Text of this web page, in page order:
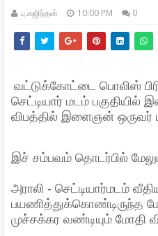
பு.கஜிந்தன் 10:00 PM 0
வட்டுக்கோட்டை பொலிஸ்
செட்டியார் மடம் பகுதியில்
விபத்தில் இளைஞன் ஒருவர்
இச் சம்பவம் தொடர்பில்
அராலி - செட்டியார்மடம்
பயணித்துக்கொண்டிருந்த
முச்சக்கர வண்டியும் மோதி